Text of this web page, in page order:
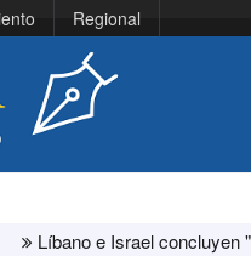
Regional
Israel concluyen "antes de lo